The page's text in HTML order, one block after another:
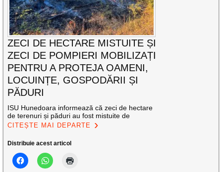
ZECI DE HECTARE MISTUITE ȘI
ZECI DE POMPIERI MOBILIZAȚI
PENTRU A PROTEJA OAMENI,
LOCUINȚE, GOSPODĂRII ȘI
PĂDURI
ISU Hunedoara informează că zeci de hectare
de terenuri și păduri au fost mistuite de
CITEȘTE MAI DEPARTE
Distribuie acest articol